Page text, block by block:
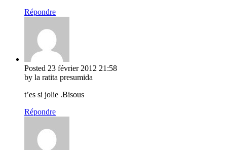
Répondre
Posted 23 février 2012 21:58
by la ratita presumida
t’es si jolie .Bisous
Répondre